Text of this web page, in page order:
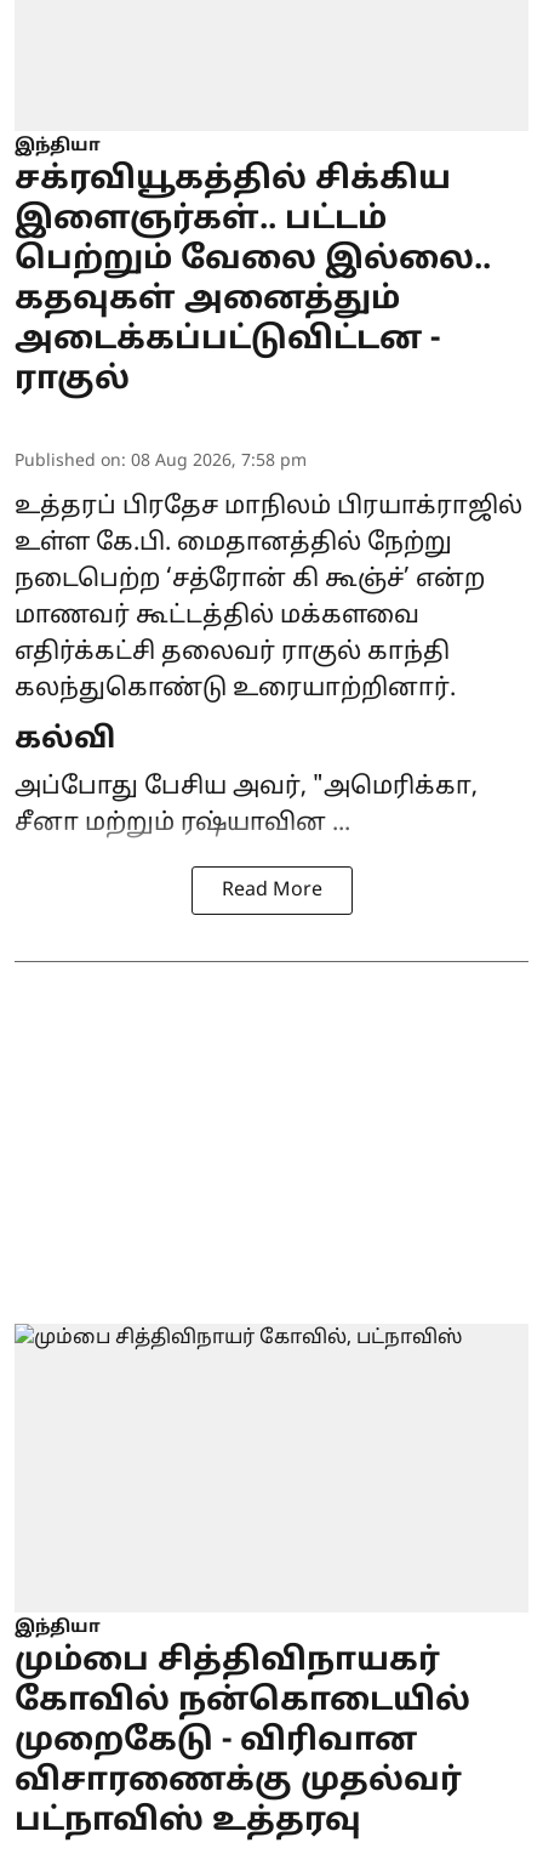
இந்தியா
சக்ரவியூகத்தில் சிக்கிய
இளைஞர்கள்.. பட்டம்
பெற்றும் வேலை இல்லை..
கதவுகள் அனைத்தும்
அடைக்கப்பட்டுவிட்டன -
ராகுல்
Published on: 08 Aug 2026, 7:58 pm
உத்தரப் பிரதேச மாநிலம் பிரயாக்ராஜில்
உள்ள கே.பி. மைதானத்தில் நேற்று
நடைபெற்ற ‘சத்ரோன் கி கூஞ்ச்’ என்ற
மாணவர் கூட்டத்தில் மக்களவை
எதிர்க்கட்சி தலைவர் ராகுல் காந்தி
கலந்துகொண்டு உரையாற்றினார்.
கல்வி
அப்போது பேசிய அவர், "அமெரிக்கா,
சீனா மற்றும் ரஷ்யாவின ...
Read More
இந்தியா
மும்பை சித்திவிநாயகர்
கோவில் நன்கொடையில்
முறைகேடு - விரிவான
விசாரணைக்கு முதல்வர்
பட்நாவிஸ் உத்தரவு